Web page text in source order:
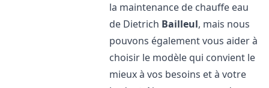
la maintenance de chauffe eau
de Dietrich Bailleul, mais nous
pouvons également vous aider à
choisir le modèle qui convient le
mieux à vos besoins et à votre